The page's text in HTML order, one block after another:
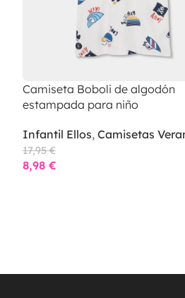
Camiseta Boboli de algodón
estampada para niño
Infantil Ellos, Camisetas
17,95€
8,98 €